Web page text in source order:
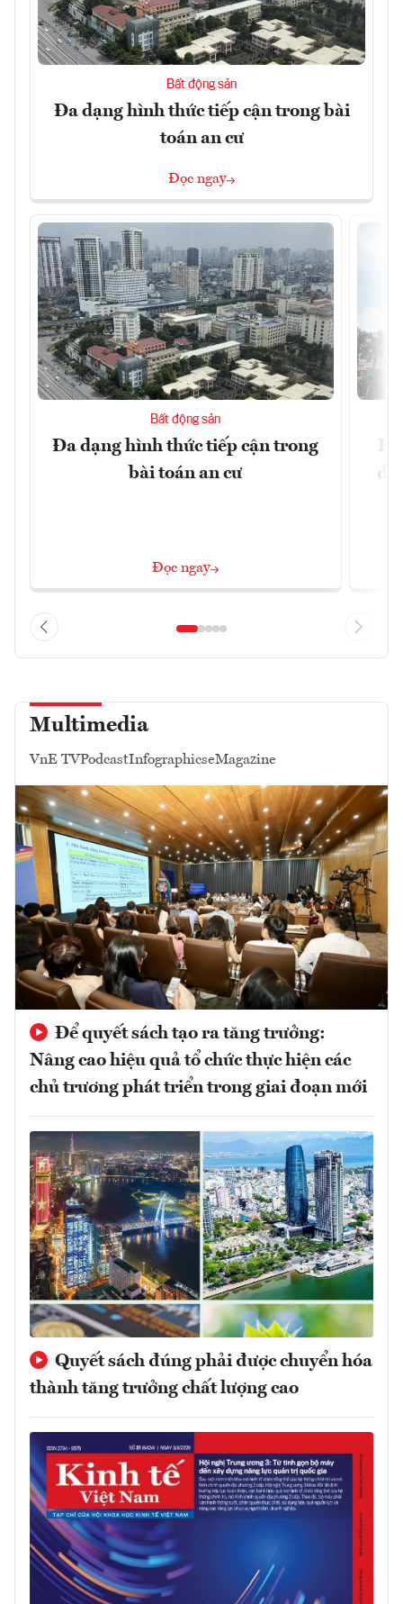
Bất động sản
Đa dạng hình thức tiếp cận trong bài
toán an cư
Đọc ngay
Bất động sản
Đa dạng hình thức tiếp cận trong
bài toán an cư
Đọc ngay
Multimedia
VnE TVPodcastInfographicseMagazine
Để quyết sách tạo ra tăng trưởng:
Nâng cao hiệu quả tổ chức thực hiện các
chủ trương phát triển trong giai đoạn mới
Quyết sách đúng phải được chuyển hóa
thành tăng trưởng chất lượng cao